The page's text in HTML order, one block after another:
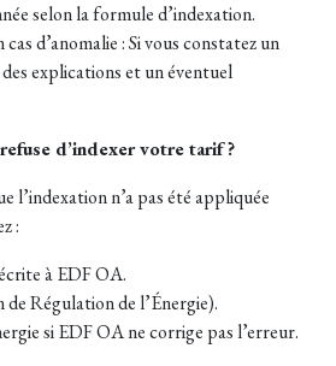
selon la formule d’indexation.
d’anomalie : Si vous constatez un
explications et un éventuel
d’indexer votre tarif ?
l’indexation n’a pas été appliquée
:
à EDF OA.
Régulation de l’Énergie).
si EDF OA ne corrige pas l’erreur.